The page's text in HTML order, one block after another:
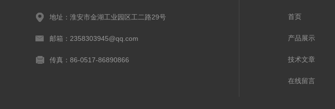
地址：淮安市金湖工业园区工二路29号
邮箱：2358303945@qq.com
传真：86-0517-86890866
首页
产品展示
技术文章
在线留言